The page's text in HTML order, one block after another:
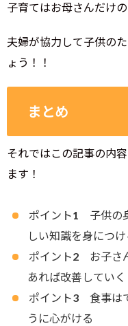
子育てはお母さんだけ
夫婦が協力して子供の
ょう！！
まとめ
それではこの記事の内
ます！
ポイント1 子供の
しい知識を身につ
ポイント2 お子さ
あれば改善していく
ポイント3 食事は
うに心がける